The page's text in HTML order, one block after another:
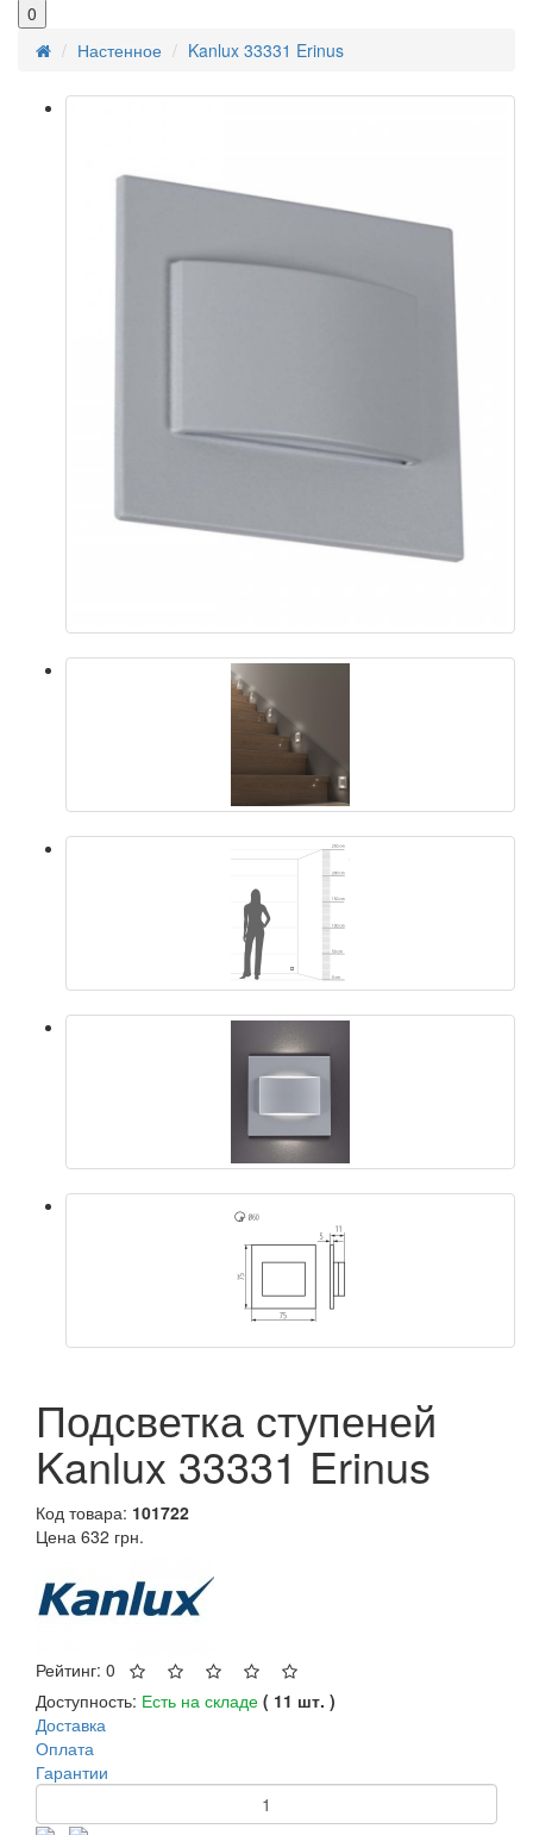
0
Настенное
Kanlux 33331 Erinus
Подсветка ступеней
Kanlux 33331 Erinus
Код товара: 101722
Цена 632 грн.
Рейтинг: 0
Доступность: Есть на складе ( 11 шт. )
Доставка
Оплата
Гарантии